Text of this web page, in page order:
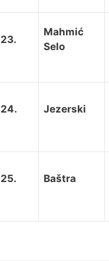
23.
Mahmić
Selo
24. Jezerski
25. Baštra